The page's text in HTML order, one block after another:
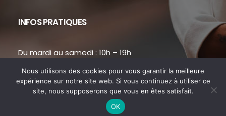
INFOS PRATIQUES
Du mardi au samedi : 10h – 19h
Téléphone : 04 67 31 38 73
Nous utilisons des cookies pour vous garantir la meilleure
expérience sur notre site web. Si vous continuez à utiliser ce
site, nous supposerons que vous en êtes satisfait.
OK